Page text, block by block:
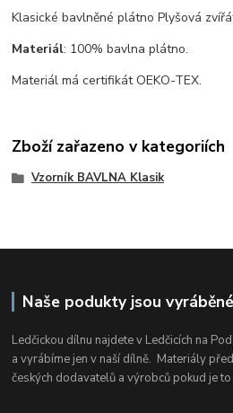
Klasické bavlněné plátno Plyšová
Materiál: 100% bavlna plátno.
Materiál má certifikátOEKO-TEX.
Zboží zařazeno v kategoriích
Vzorník BAVLNA Klasik
Naše podukty jsou
Ledčickou dílnu najdete v Ledčicích na
a vyrábíme jen v naší dílně. Materiály
českých dodavatelů a výrobců pokud je to